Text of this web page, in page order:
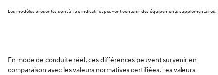
Les modèles présentés sont à titre indicatif et peuvent contenir des équipements supplémentaires.
En mode de conduite réel, des différences peuvent survenir en
comparaison avec les valeurs normatives certifiées. Les valeurs